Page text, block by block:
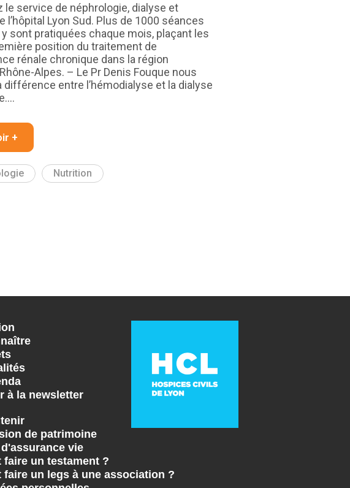
le service de néphrologie, dialyse et
l’hôpital Lyon Sud. Plus de 1000 séances
sont pratiquées chaque mois, plaçant les
position du traitement de
rénale chronique dans la région
Alpes. – Le Pr Denis Fouque nous
différence entre l’hémodialyse et la dialyse
+
Nutrition
à la newsletter
de patrimoine
vie
faire un testament ?
faire un legs à une association ?